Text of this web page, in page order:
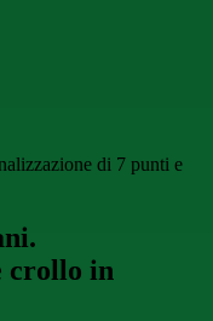
di 7 punti e
crollo in